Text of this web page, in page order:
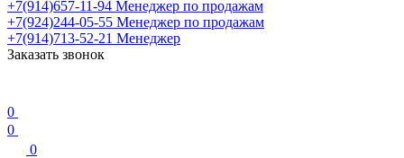
+7(914)657-11-94 Менеджер по продажам
+7(924)244-05-55 Менеджер по продажам
+7(914)713-52-21 Менеджер
Заказать звонок
0
0
0